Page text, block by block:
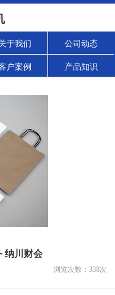
于我们 公司动态
户案例 产品知识
纳川财会
浏览次数： 338次